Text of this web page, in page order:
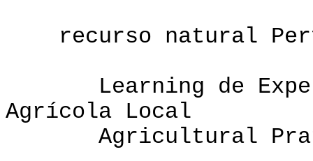
recurso natural
Learning
Agrícola Local
Agricultural